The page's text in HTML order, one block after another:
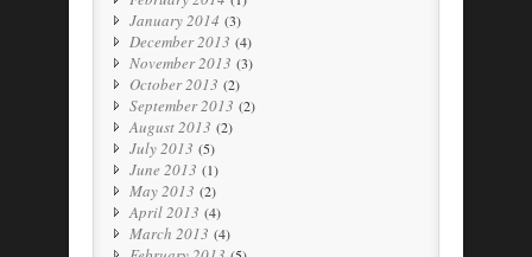
January 2014 (3)
December 2013 (4)
November 2013 (3)
October 2013 (2)
September 2013 (2)
August 2013 (2)
July 2013 (5)
June 2013 (1)
May 2013 (2)
April 2013 (4)
March 2013 (4)